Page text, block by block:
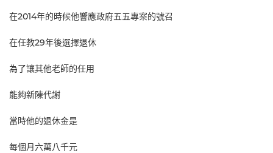
在2014年的時候他響應政府五五專案的號召
在任教29年後選擇退休
為了讓其他老師的任用
能夠新陳代謝
當時他的退休金是
每個月六萬八千元